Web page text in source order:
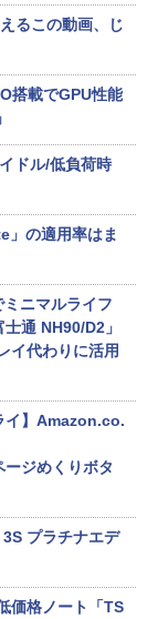
るこの動画、じ
搭載でGPU性能
ドル/低負荷時
の適用率はま
ニマルライフ
通 NH90/D2」
イ代わりに活用
イ】Amazon.co.
ジめくりボタ
プラチナエデ
価格ノート「TS